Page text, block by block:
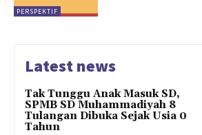
PERSPEKTIF
Latest news
Tak Tunggu Anak Masuk SD,
SPMB SD Muhammadiyah 8
Tulangan Dibuka Sejak Usia 0
Tahun